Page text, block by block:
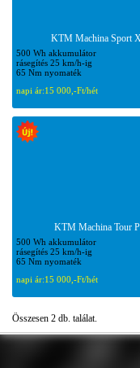
KTM Machina Sport
500 Wh akkumulátor
rásegítés 25 km/h-ig
65 Nm nyomaték
napi ár:15 000,-Ft/hét
KTM Machina Tour
500 Wh akkumulátor
rásegítés 25 km/h-ig
65 Nm nyomaték
napi ár:15 000,-Ft/hét
Összesen 2 db. találat.